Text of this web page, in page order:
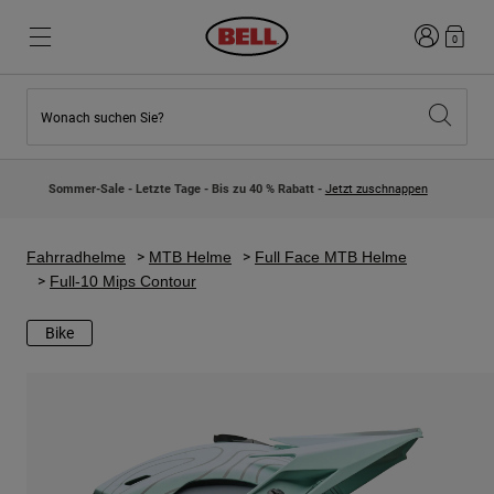
Neuzugänge
Kinder Motocrosshelme
Lifestyle
Entdecken Moto
Neuzugänge
Lifestyle
Entdecke Bike
Road & Gravel
Anmelden
0
Wonach suchen Sie?
Sommer-Sale - Letzte Tage - Bis zu 40 % Rabatt - Jetzt zuschnappen
Fahrradhelme MTB Helme
Full Face MTB Helme
Full-10 Mips Contour
Bike